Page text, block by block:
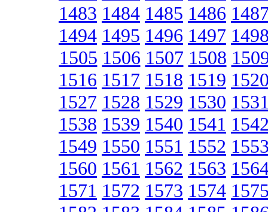
1483 1484 1485 1486
1494 1495 1496 1497
1505 1506 1507 1508
1516 1517 1518 1519
1527 1528 1529 1530
1538 1539 1540 1541
1549 1550 1551 1552
1560 1561 1562 1563
1571 1572 1573 1574